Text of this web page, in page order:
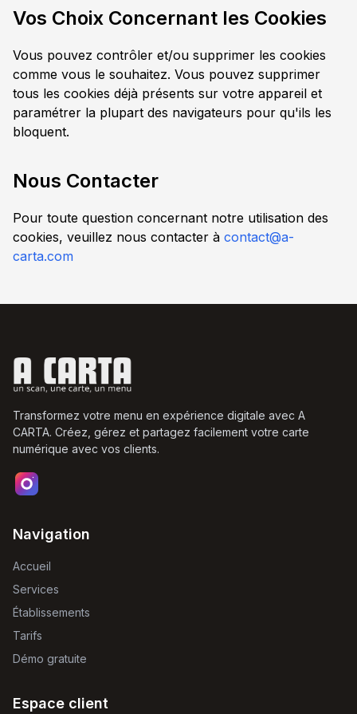
Vos Choix Concernant les Cookies
Vous pouvez contrôler et/ou supprimer les cookies
comme vous le souhaitez. Vous pouvez supprimer
tous les cookies déjà présents sur votre appareil et
paramétrer la plupart des navigateurs pour qu'ils les
bloquent.
Nous Contacter
Pour toute question concernant notre utilisation des
cookies, veuillez nous contacter à contact@a-
carta.com
Transformez votre menu en expérience digitale avec A
CARTA. Créez, gérez et partagez facilement votre carte
numérique avec vos clients.
Navigation
Accueil
Services
Établissements
Tarifs
Démo gratuite
Espace client